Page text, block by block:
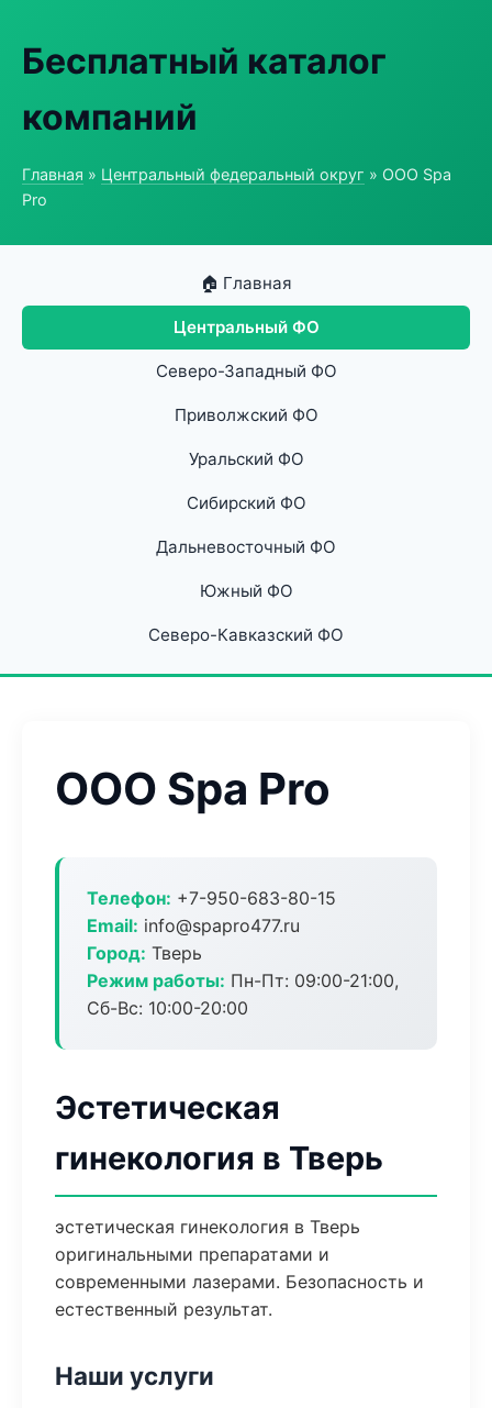
Бесплатный каталог
компаний
Главная » Центральный федеральный округ » ООО Spa
Pro
🏠 Главная
Центральный ФО
Северо-Западный ФО
Приволжский ФО
Уральский ФО
Сибирский ФО
Дальневосточный ФО
Южный ФО
Северо-Кавказский ФО
ООО Spa Pro
Телефон: +7-950-683-80-15
Email: info@spapro477.ru
Город: Тверь
Режим работы: Пн-Пт: 09:00-21:00,
Сб-Вс: 10:00-20:00
Эстетическая
гинекология в Тверь
эстетическая гинекология в Тверь
оригинальными препаратами и
современными лазерами. Безопасность и
естественный результат.
Наши услуги